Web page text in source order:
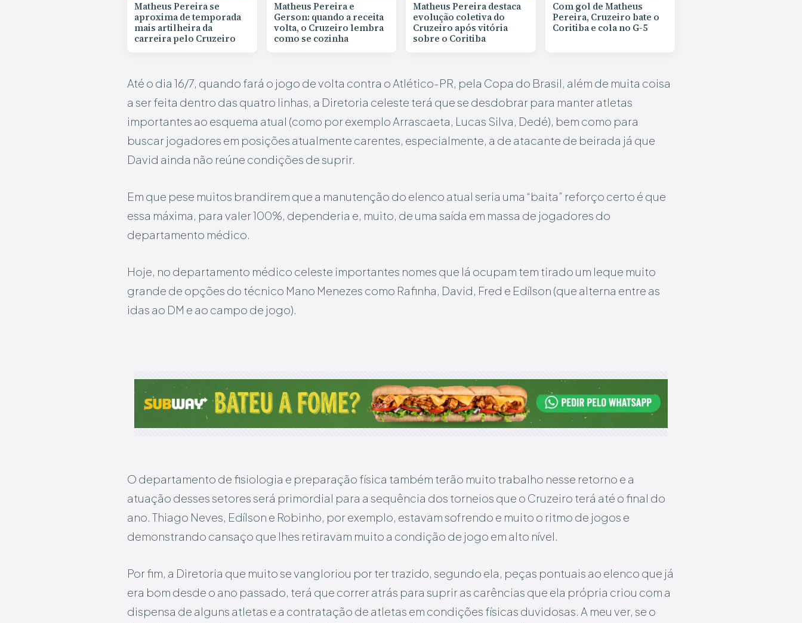
Matheus Pereira se
aproxima de temporada
mais artilheira da
carreira pelo Cruzeiro
Matheus Pereira e
Gerson: quando a receita
volta, o Cruzeiro lembra
como se cozinha
Matheus Pereira destaca
evolução coletiva do
Cruzeiro após vitória
sobre o Coritiba
Com gol de Matheus
Pereira, Cruzeiro bate o
Coritiba e cola no G-5
Até o dia 16/7, quando fará o jogo de volta contra o Atlético-PR, pela Copa do Brasil, além de muita coisa
a ser feita dentro das quatro linhas, a Diretoria celeste terá que se desdobrar para manter atletas
importantes ao esquema atual (como por exemplo Arrascaeta, Lucas Silva, Dedé), bem como para
buscar jogadores em posições atualmente carentes, especialmente, a de atacante de beirada já que
David ainda não reúne condições de suprir.
Em que pese muitos brandirem que a manutenção do elenco atual seria uma “baita” reforço certo é que
essa máxima, para valer 100%, dependeria e, muito, de uma saída em massa de jogadores do
departamento médico.
Hoje, no departamento médico celeste importantes nomes que lá ocupam tem tirado um leque muito
grande de opções do técnico Mano Menezes como Rafinha, David, Fred e Edílson (que alterna entre as
idas ao DM e ao campo de jogo).
O departamento de fisiologia e preparação física também terão muito trabalho nesse retorno e a
atuação desses setores será primordial para a sequência dos torneios que o Cruzeiro terá até o final do
ano. Thiago Neves, Edílson e Robinho, por exemplo, estavam sofrendo e muito o ritmo de jogos e
demonstrando cansaço que lhes retiravam muito a condição de jogo em alto nível.
Por fim, a Diretoria que muito se vangloriou por ter trazido, segundo ela, peças pontuais ao elenco que já
era bom desde o ano passado, terá que correr atrás para suprir as carências que ela própria criou com a
dispensa de alguns atletas e a contratação de atletas em condições físicas duvidosas. A meu ver, se o